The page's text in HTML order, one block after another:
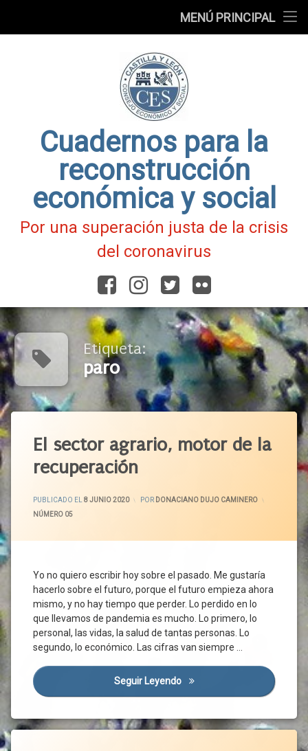
MENÚ PRINCIPAL
Cuadernos para la
reconstrucción
económica y social
Por una superación justa de la crisis
del coronavirus
FacebookInstagram
TwitterFlickr
Etiqueta:
paro
El sector agrario, motor de la
recuperación
PUBLICADO EL 8 JUNIO 2020 POR DONACIANO DUJO CAMINERO
CATEGORÍAS:
NÚMERO 05
Yo no quiero escribir hoy sobre el pasado. Me gustaría
hacerlo sobre el futuro, porque el futuro empieza ahora
mismo, y no hay tiempo que perder. Lo perdido en lo
que llevamos de pandemia es mucho. Lo primero, lo
personal, las vidas, la salud de tantas personas. Lo
segundo, lo económico. Las cifras van siempre …
Seguir Leyendo El Sector Agrario, Motor De
Agricultores
Alimentos
De
Calidad
Autónomos
Ayudas
Ayudas
Directas
Cambio
Campo
Castilla
Cereal